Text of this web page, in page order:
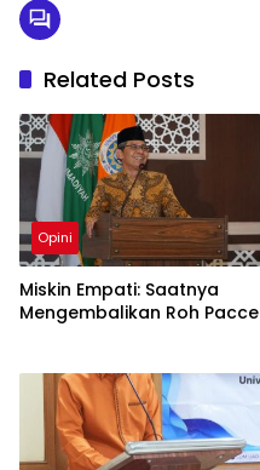
Related Posts
Opini
Miskin Empati: Saatnya
Mengembalikan Roh Pacce